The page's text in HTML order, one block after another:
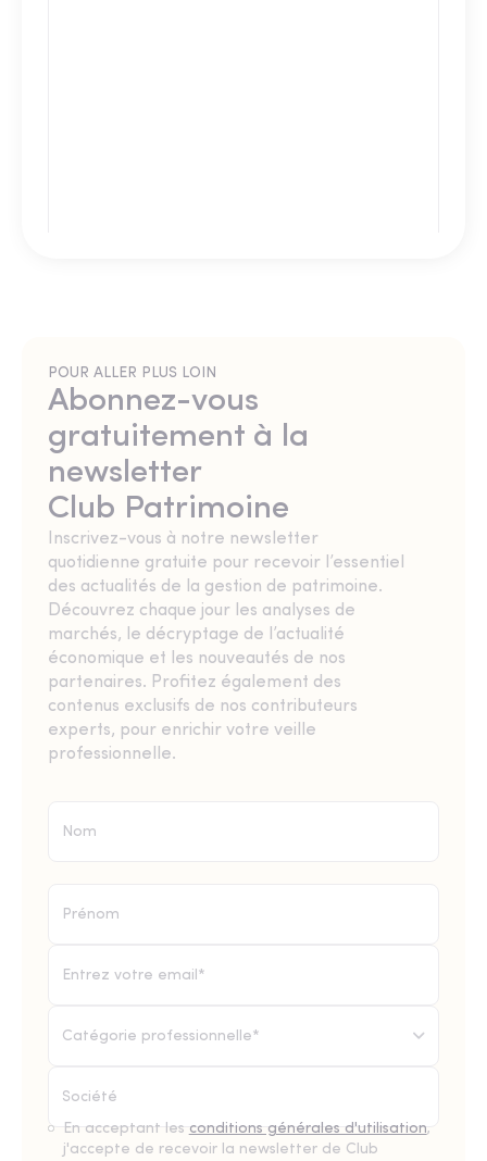
POUR ALLER PLUS LOIN
Abonnez-vous
gratuitement à la
newsletter
Club Patrimoine
Inscrivez-vous à notre newsletter
quotidienne gratuite pour recevoir l’essentiel
des actualités de la gestion de patrimoine.
Découvrez chaque jour les analyses de
marchés, le décryptage de l’actualité
économique et les nouveautés de nos
partenaires. Profitez également des
contenus exclusifs de nos contributeurs
experts, pour enrichir votre veille
professionnelle.
Catégorie professionnelle*
En acceptant les conditions générales d'utilisation,
j'accepte de recevoir la newsletter de Club